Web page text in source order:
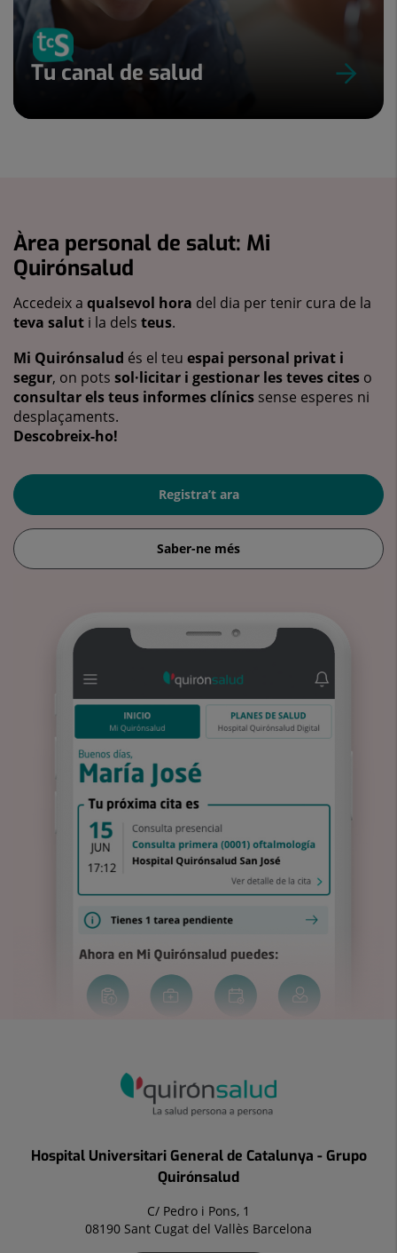
Tu canal de salud
Àrea personal de salut: Mi
Quirónsalud
Accedeix a qualsevol hora del dia per tenir cura de la
teva salut i la dels teus.
Mi Quirónsalud és el teu espai personal privat i
segur, on pots sol·licitar i gestionar les teves cites o
consultar els teus informes clínics sense esperes ni
desplaçaments.
Descobreix-ho!
Registra’t ara
Saber-ne més
Hospital Universitari General de Catalunya - Grupo
Quirónsalud
C/ Pedro i Pons, 1
08190 Sant Cugat del Vallès Barcelona